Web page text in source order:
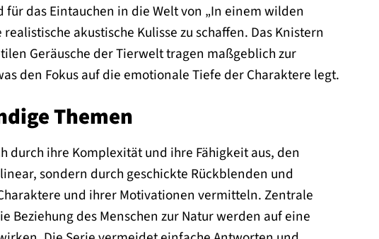
das Eintauchen in die Welt von „In einem wilden
akustische Kulisse zu schaffen. Das Knistern
Geräusche der Tierwelt tragen maßgeblich zur
den Fokus auf die emotionale Tiefe der Charaktere legt.
Themen
durch ihre Komplexität und ihre Fähigkeit aus, den
sondern durch geschickte Rückblenden und
und ihrer Motivationen vermitteln. Zentrale
des Menschen zur Natur werden auf eine